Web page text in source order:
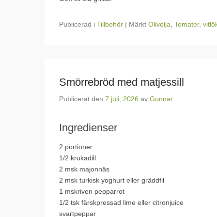
Publicerad i Tillbehör | Märkt Olivolja Tomater,
Smörrebröd med matjessill
Publicerat den 7 juli, 2026 av Gunnar
Ingredienser
2 portioner
1/2 krukadill
2 msk majonnäs
2 msk turkisk yoghurt eller gräddfil
1 mskriven pepparrot
1/2 tsk färskpressad lime eller citronjuice
svartpeppar